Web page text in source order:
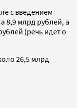
с введением
8,9 млрд рублей, а
(речь идет о
26,5 млрд